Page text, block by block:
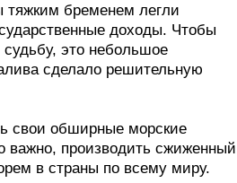
тяжким бременем легли
доходы. Чтобы
это небольшое
сделало решительную
свои обширные морские
важно, производить сжиженный
в страны по всему миру.